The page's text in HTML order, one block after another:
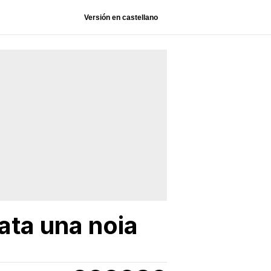
Versión en castellano
una noia